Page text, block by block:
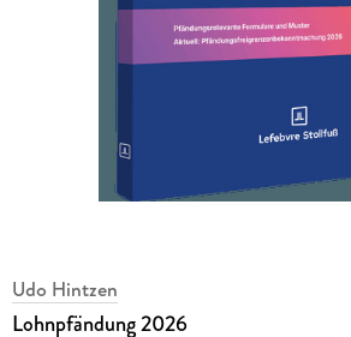
Udo Hintzen
Lohnpfändung 2026